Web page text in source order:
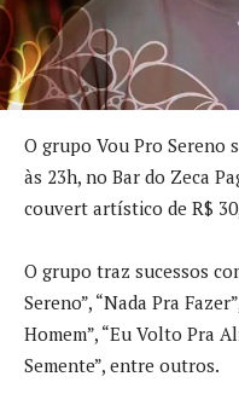
O grupo Vou Pro Sereno
às 23h, no Bar do Zeca
couvert artístico de R$
O grupo traz sucessos
Sereno”, “Nada Pra
Homem”, “Eu Volto Pra
Semente”, entre outros.